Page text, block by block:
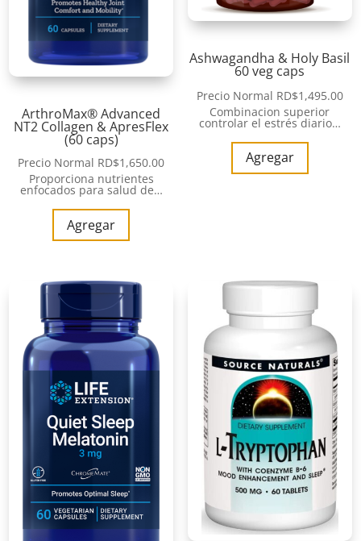
ArthroMax® Advanced
NT2 Collagen & ApresFlex
(60 caps)
Precio Normal RD$1,650.00
Proporciona nutrientes
enfocados para salud de…
Agregar
Ashwagandha & Holy Basil
60 veg caps
Precio Normal RD$1,495.00
Combinacion superior
controlar el estrés diario…
Agregar